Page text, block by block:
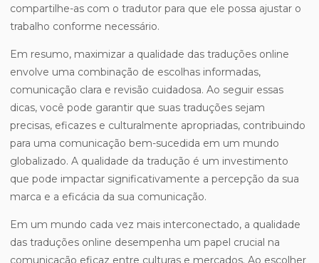
compartilhe-as com o tradutor para que ele possa ajustar o
trabalho conforme necessário.
Em resumo, maximizar a qualidade das traduções online
envolve uma combinação de escolhas informadas,
comunicação clara e revisão cuidadosa. Ao seguir essas
dicas, você pode garantir que suas traduções sejam
precisas, eficazes e culturalmente apropriadas, contribuindo
para uma comunicação bem-sucedida em um mundo
globalizado. A qualidade da tradução é um investimento
que pode impactar significativamente a percepção da sua
marca e a eficácia da sua comunicação.
Em um mundo cada vez mais interconectado, a qualidade
das traduções online desempenha um papel crucial na
comunicação eficaz entre culturas e mercados. Ao escolher